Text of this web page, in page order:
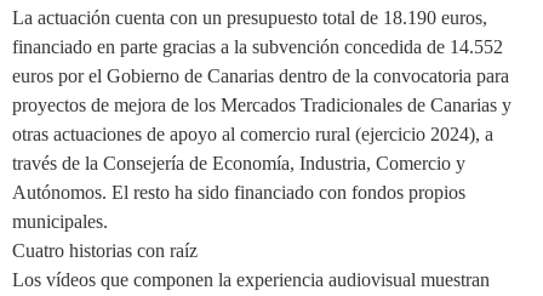
La actuación cuenta con un presupuesto total de 18.190 euros,
financiado en parte gracias a la subvención concedida de 14.552
euros por el Gobierno de Canarias dentro de la convocatoria para
proyectos de mejora de los Mercados Tradicionales de Canarias y
otras actuaciones de apoyo al comercio rural (ejercicio 2024), a
través de la Consejería de Economía, Industria, Comercio y
Autónomos. El resto ha sido financiado con fondos propios
municipales.
Cuatro historias con raíz
Los vídeos que componen la experiencia audiovisual muestran